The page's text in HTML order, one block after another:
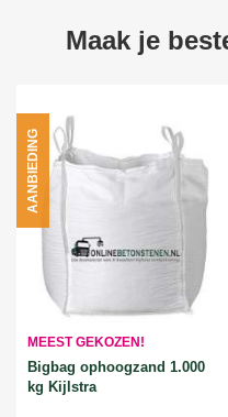
Maak je
MEEST GEKOZEN!
Bigbag ophoogzand 1.000
kg Kijlstra
AANBIEDING